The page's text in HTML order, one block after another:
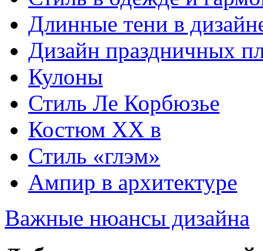
Длинные тени в
Дизайн праздничных
Кулоны
Стиль Ле Корбюзье
Костюм ХХ в
Стиль «глэм»
Ампир в архитектуре
Важные нюансы дизайна